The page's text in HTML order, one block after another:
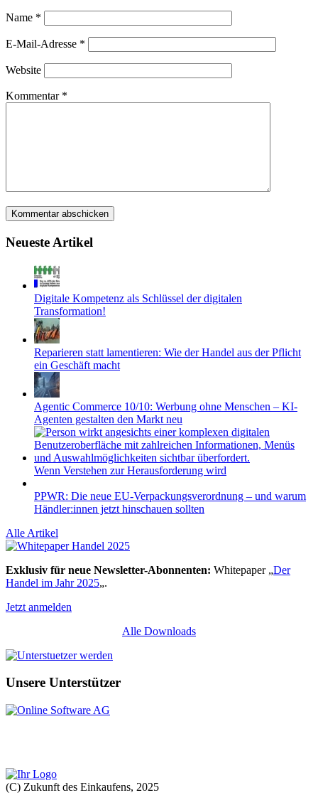
Name *
E-Mail-Adresse *
Website
Kommentar *
Neueste Artikel
Digitale Kompetenz als Schlüssel der digitalen
Transformation!
Reparieren statt lamentieren: Wie der Handel aus der Pflicht
ein Geschäft macht
Agentic Commerce 10/10: Werbung ohne Menschen – KI-
Agenten gestalten den Markt neu
Wenn Verstehen zur Herausforderung wird
PPWR: Die neue EU-Verpackungsverordnung – und warum
Händler:innen jetzt hinschauen sollten
Alle Artikel
Exklusiv für neue Newsletter-Abonnenten: Whitepaper „Der
Handel im Jahr 2025„.
Jetzt anmelden
Alle Downloads
Unsere Unterstützer
(C) Zukunft des Einkaufens, 2025